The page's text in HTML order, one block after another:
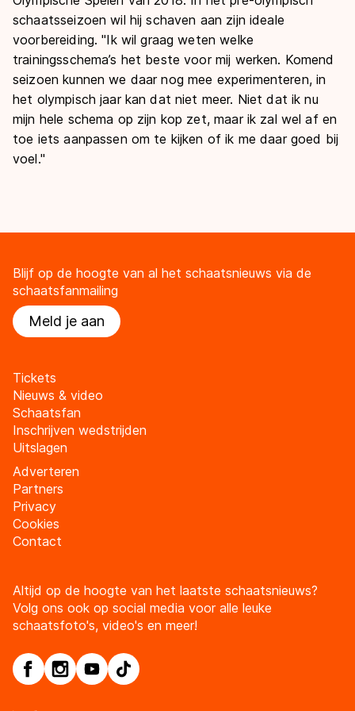
schaatsseizoen wil hij schaven aan zijn ideale
voorbereiding. "Ik wil graag weten welke
trainingsschema’s het beste voor mij werken. Komend
seizoen kunnen we daar nog mee experimenteren, in
het olympisch jaar kan dat niet meer. Niet dat ik nu
mijn hele schema op zijn kop zet, maar ik zal wel af en
toe iets aanpassen om te kijken of ik me daar goed bij
voel."
Blijf op de hoogte van al het schaatsnieuws via de
schaatsfanmailing
Meld je aan
Tickets
Nieuws & video
Schaatsfan
Inschrijven wedstrijden
Uitslagen
Adverteren
Partners
Privacy
Cookies
Contact
Altijd op de hoogte van het laatste schaatsnieuws?
Volg ons ook op social media voor alle leuke
schaatsfoto's, video's en meer!